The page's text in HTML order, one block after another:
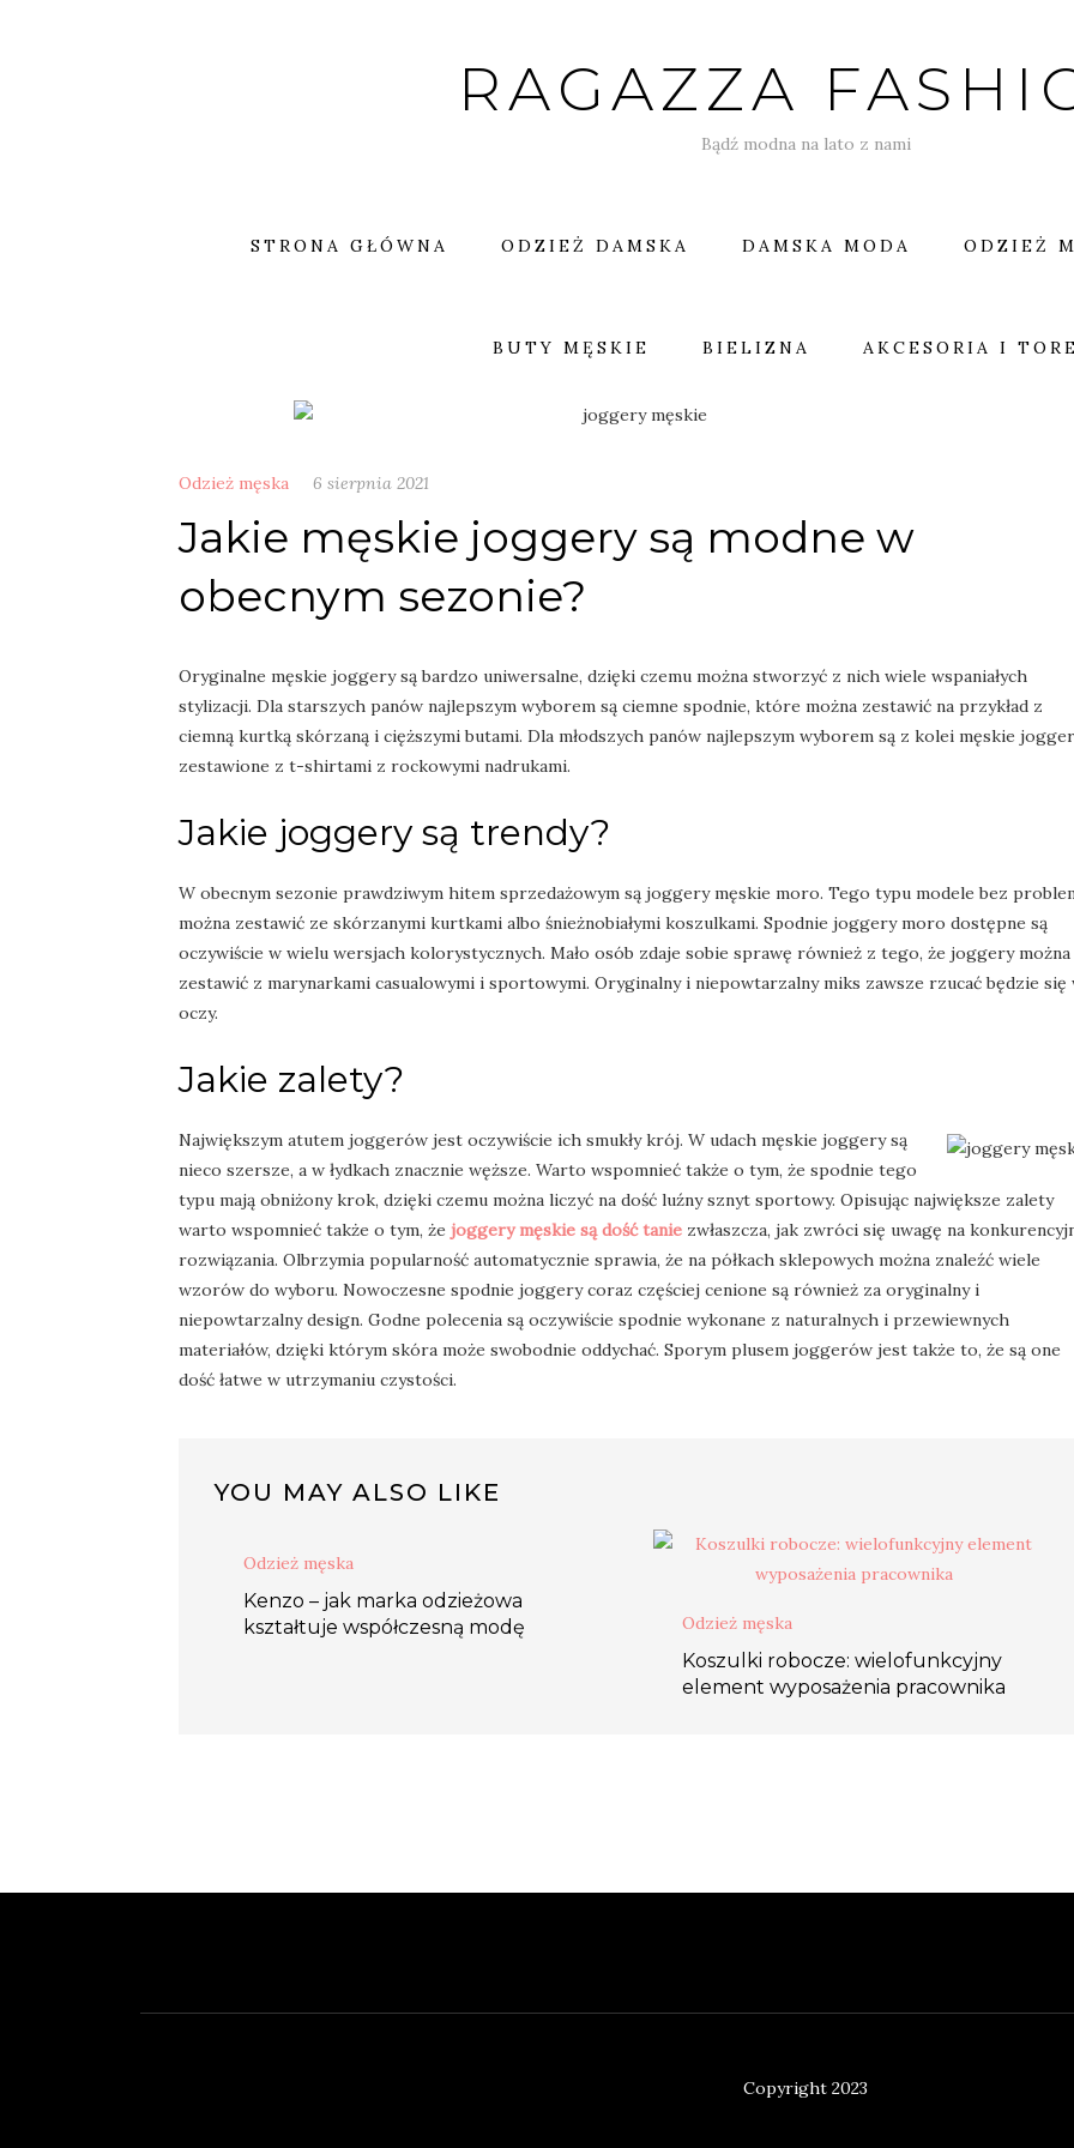
RAGAZZA
Bądź modna na lato z nami
STRONA GŁÓWNA ODZIEŻ DAMSKA DAMSKA MODA ODZIEŻ
BUTY MĘSKIE BIELIZNA AKCESORIA I
Odzież męska 6 sierpnia 2021
Jakie męskie joggery są modne w
obecnym sezonie?
Oryginalne męskie joggery są bardzo uniwersalne, dzięki czemu można stworzyć z nich wiele wspaniałych
stylizacji. Dla starszych panów najlepszym wyborem są ciemne spodnie, które można zestawić na przykład z
ciemną kurtką skórzaną i cięższymi butami. Dla młodszych panów najlepszym wyborem są z kolei męskie
zestawione z t-shirtami z rockowymi nadrukami.
Jakie joggery są trendy?
W obecnym sezonie prawdziwym hitem sprzedażowym są joggery męskie moro. Tego typu modele bez
można zestawić ze skórzanymi kurtkami albo śnieżnobiałymi koszulkami. Spodnie joggery moro dostępne są
oczywiście w wielu wersjach kolorystycznych. Mało osób zdaje sobie sprawę również z tego, że joggery można
zestawić z marynarkami casualowymi i sportowymi. Oryginalny i niepowtarzalny miks zawsze rzucać będzie się
oczy.
Jakie zalety?
Największym atutem joggerów jest oczywiście ich smukły krój. W udach męskie joggery są
nieco szersze, a w łydkach znacznie węższe. Warto wspomnieć także o tym, że spodnie tego
typu mają obniżony krok, dzięki czemu można liczyć na dość luźny sznyt sportowy. Opisując największe zalety
warto wspomnieć także o tym, że joggery męskie są dość tanie zwłaszcza, jak zwróci się uwagę na
rozwiązania. Olbrzymia popularność automatycznie sprawia, że na półkach sklepowych można znaleźć wiele
wzorów do wyboru. Nowoczesne spodnie joggery coraz częściej cenione są również za oryginalny i
niepowtarzalny design. Godne polecenia są oczywiście spodnie wykonane z naturalnych i przewiewnych
materiałów, dzięki którym skóra może swobodnie oddychać. Sporym plusem joggerów jest także to, że są one
dość łatwe w utrzymaniu czystości.
YOU MAY ALSO LIKE
Odzież męska
Kenzo – jak marka odzieżowa
kształtuje współczesną modę
Odzież męska
Koszulki robocze: wielofunkcyjny
element wyposażenia pracownika
Copyright 2023